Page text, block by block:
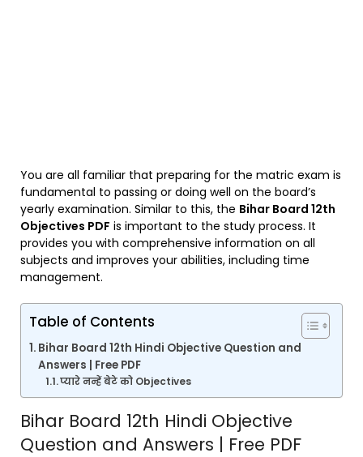
You are all familiar that preparing for the matric exam is
fundamental to passing or doing well on the board’s
yearly examination. Similar to this, the Bihar Board 12th
Objectives PDF is important to the study process. It
provides you with comprehensive information on all
subjects and improves your abilities, including time
management.
Table of Contents
Bihar Board 12th Hindi Objective Question and
Answers | Free PDF
प्यारे नन्हें बेटे को Objectives
Bihar Board 12th Hindi Objective
Question and Answers | Free PDF